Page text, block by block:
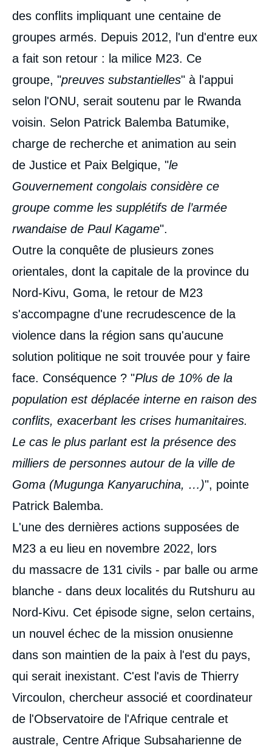
des conflits impliquant une centaine de
groupes armés. Depuis 2012, l'un d'entre eux
a fait son retour : la milice M23. Ce
groupe, "preuves substantielles" à l'appui
selon l'ONU, serait soutenu par le Rwanda
voisin. Selon Patrick Balemba Batumike,
charge de recherche et animation au sein
de Justice et Paix Belgique, "le
Gouvernement congolais considère ce
groupe comme les supplétifs de l’armée
rwandaise de Paul Kagame".
Outre la conquête de plusieurs zones
orientales, dont la capitale de la province du
Nord-Kivu, Goma, le retour de M23
s'accompagne d'une recrudescence de la
violence dans la région sans qu'aucune
solution politique ne soit trouvée pour y faire
face. Conséquence ? "Plus de 10% de la
population est déplacée interne en raison des
conflits, exacerbant les crises humanitaires.
Le cas le plus parlant est la présence des
milliers de personnes autour de la ville de
Goma (Mugunga Kanyaruchina, …)", pointe
Patrick Balemba.
L'une des dernières actions supposées de
M23 a eu lieu en novembre 2022, lors
du massacre de 131 civils - par balle ou arme
blanche - dans deux localités du Rutshuru au
Nord-Kivu. Cet épisode signe, selon certains,
un nouvel échec de la mission onusienne
dans son maintien de la paix à l'est du pays,
qui serait inexistant. C'est l'avis de Thierry
Vircoulon, chercheur associé et coordinateur
de l'Observatoire de l'Afrique centrale et
australe, Centre Afrique Subsaharienne de